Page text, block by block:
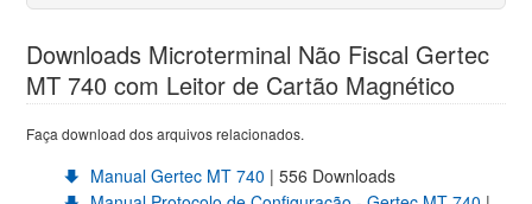
Downloads Microterminal Não Fiscal Gertec
MT 740 com Leitor de Cartão Magnético
Faça download dos arquivos relacionados.
Manual Gertec MT 740 | 556 Downloads